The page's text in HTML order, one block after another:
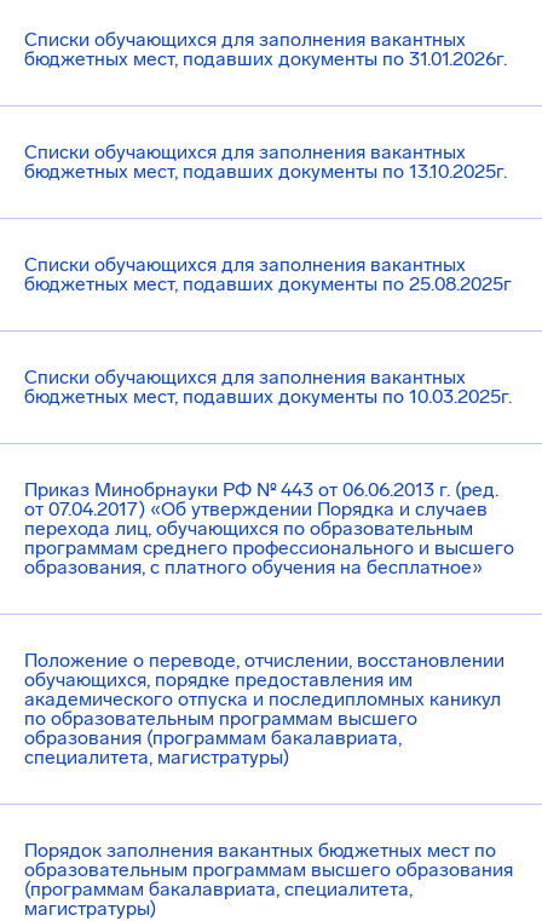
Списки обучающихся для заполнения вакантных
бюджетных мест, подавших документы по 31.01.2026г.
Cписки обучающихся для заполнения вакантных
бюджетных мест, подавших документы по 13.10.2025г.
Списки обучающихся для заполнения вакантных
бюджетных мест, подавших документы по 25.08.2025г
Списки обучающихся для заполнения вакантных
бюджетных мест, подавших документы по 10.03.2025г.
Приказ Минобрнауки РФ № 443 от 06.06.2013 г. (ред.
от 07.04.2017) «Об утверждении Порядка и случаев
перехода лиц, обучающихся по образовательным
программам среднего профессионального и высшего
образования, с платного обучения на бесплатное»
Положение о переводе, отчислении, восстановлении
обучающихся, порядке предоставления им
академического отпуска и последипломных каникул
по образовательным программам высшего
образования (программам бакалавриата,
специалитета, магистратуры)
Порядок заполнения вакантных бюджетных мест по
образовательным программам высшего образования
(программам бакалавриата, специалитета,
магистратуры)